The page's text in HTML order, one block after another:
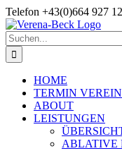
Skip
to
content
Telefon +43(0)664 927
Suche
nach:
HOME
TERMIN
ABOUT
LEISTUNGEN
ABLATIVE